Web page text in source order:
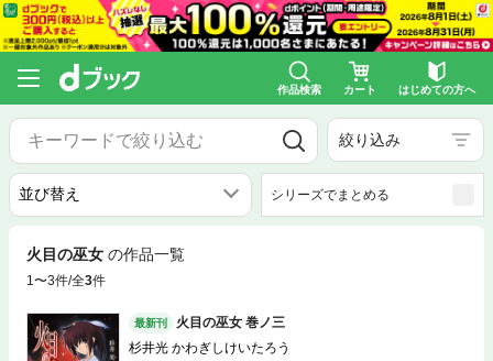
作品検索 カート はじめての方へ
絞り込み
シリーズでまとめる
火目の巫女 の作品一覧
1〜3件/全3件
最新刊
火目の巫女 巻ノ三
杉井光 かわぎしけいたろう